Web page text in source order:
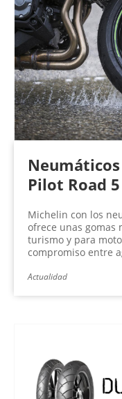
Pilot Road 5
Michelin con los
ofrece unas
turismo y para
compromiso entre
Actualidad